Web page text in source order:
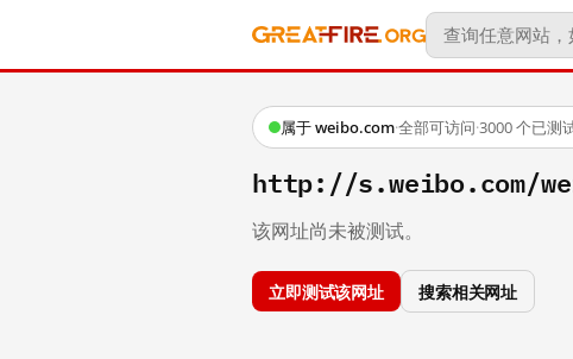
属于 weibo.com·全部可访问·3000 个已测
http://s.weibo.com/
该网址尚未被测试。
立即测试该网址 搜索相关网址